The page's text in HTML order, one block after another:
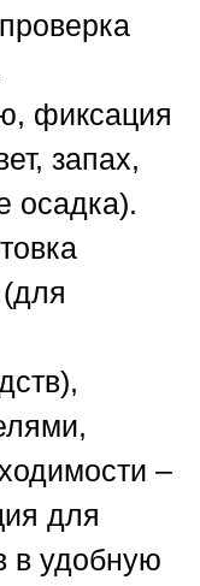
фиксация
запах,
осадка).
–
для
в удобную